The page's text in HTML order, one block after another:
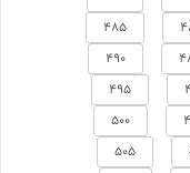
485
490
495
500
505